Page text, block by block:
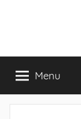
工|BandwagonHost
VPS|Vps|
主
Menu